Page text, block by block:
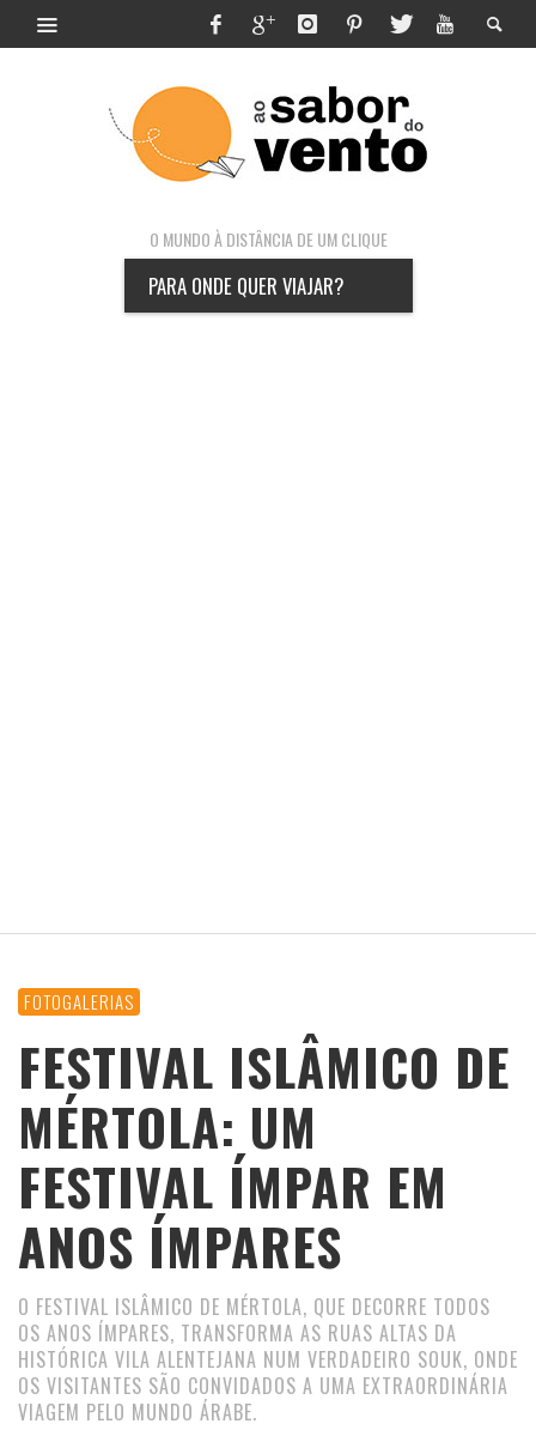
O MUNDO À DISTÂNCIA DE UM CLIQUE
PARA ONDE QUER VIAJAR?
FOTOGALERIAS
FESTIVAL ISLÂMICO DE
MÉRTOLA: UM
FESTIVAL ÍMPAR EM
ANOS ÍMPARES
O FESTIVAL ISLÂMICO DE MÉRTOLA, QUE DECORRE TODOS
OS ANOS ÍMPARES, TRANSFORMA AS RUAS ALTAS DA
HISTÓRICA VILA ALENTEJANA NUM VERDADEIRO SOUK, ONDE
OS VISITANTES SÃO CONVIDADOS A UMA EXTRAORDINÁRIA
VIAGEM PELO MUNDO ÁRABE.